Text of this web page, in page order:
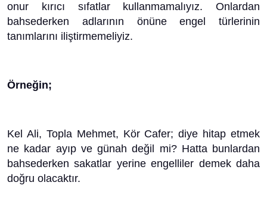
onur kırıcı sıfatlar kullanmamalıyız. Onlardan
bahsederken adlarının önüne engel türlerinin
tanımlarını iliştirmemeliyiz.
Örneğin;
Kel Ali, Topla Mehmet, Kör Cafer; diye hitap etmek
ne kadar ayıp ve günah değil mi? Hatta bunlardan
bahsederken sakatlar yerine engelliler demek daha
doğru olacaktır.